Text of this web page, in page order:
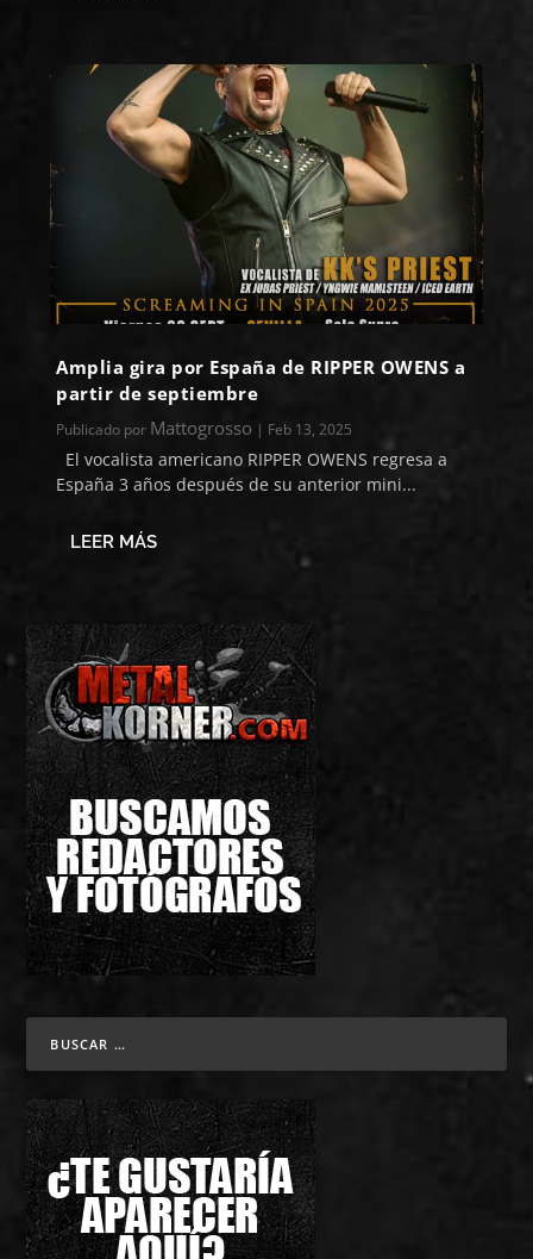
Amplia gira por España de RIPPER OWENS a
partir de septiembre
Publicado por Mattogrosso | Feb 13, 2025
El vocalista americano RIPPER OWENS regresa a
España 3 años después de su anterior mini...
LEER MÁS